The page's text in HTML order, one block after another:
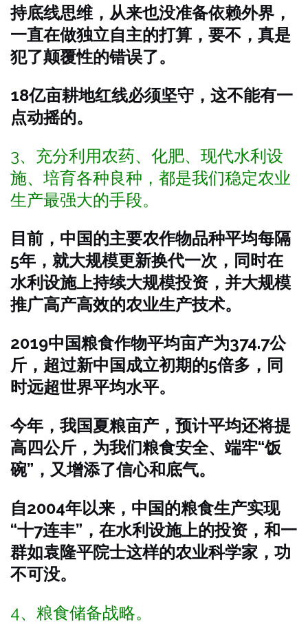
持底线思维，从来也没准备依赖外界，
一直在做独立自主的打算，要不，真是
犯了颠覆性的错误了。
18亿亩耕地红线必须坚守，这不能有一
点动摇的。
3、充分利用农药、化肥、现代水利设
施、培育各种良种，都是我们稳定农业
生产最强大的手段。
目前，中国的主要农作物品种平均每隔
5年，就大规模更新换代一次，同时在
水利设施上持续大规模投资，并大规模
推广高产高效的农业生产技术。
2019中国粮食作物平均亩产为374.7公
斤，超过新中国成立初期的5倍多，同
时远超世界平均水平。
今年，我国夏粮亩产，预计平均还将提
高四公斤，为我们粮食安全、端牢“饭
碗”，又增添了信心和底气。
自2004年以来，中国的粮食生产实现
“十7连丰”，在水利设施上的投资，和一
群如袁隆平院士这样的农业科学家，功
不可没。
4、粮食储备战略。